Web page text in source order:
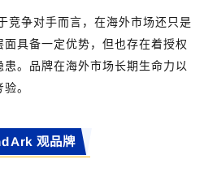
竞争对手而言，在海外市场还只是
具备一定优势，但也存在着授权
。品牌在海外市场长期生命力以
。
观品牌